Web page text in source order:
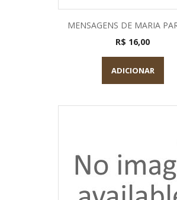
MENSAGENS DE MARIA
R$ 16,00
ADICIONAR